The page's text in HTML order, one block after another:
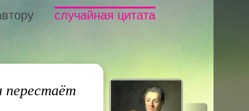
случайная цитата
перестаёт